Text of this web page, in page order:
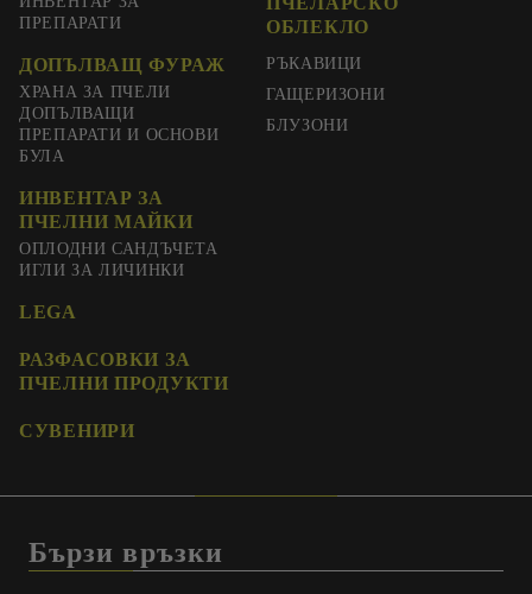
ПРЕПАРАТИ
ДОПЪЛВАЩ ФУРАЖ
ХРАНА ЗА ПЧЕЛИ
ДОПЪЛВАЩИ
ПРЕПАРАТИ И ОСНОВИ
ОБЛЕКЛО
РЪКАВИЦИ
ГАЩЕРИЗОНИ
БЛУЗОНИ
БУЛА
ИНВЕНТАР ЗА
ПЧЕЛНИ МАЙКИ
ОПЛОДНИ САНДЪЧЕТА
ИГЛИ ЗА ЛИЧИНКИ
LEGA
РАЗФАСОВКИ ЗА
ПЧЕЛНИ ПРОДУКТИ
СУВЕНИРИ
Бързи връзки